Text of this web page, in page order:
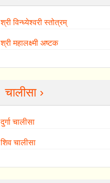
श्री विन्ध्येश्वरी स्तोत्रम्
श्री महालक्ष्मी अष्टक
चालीसा ›
दुर्गा चालीसा
शिव चालीसा